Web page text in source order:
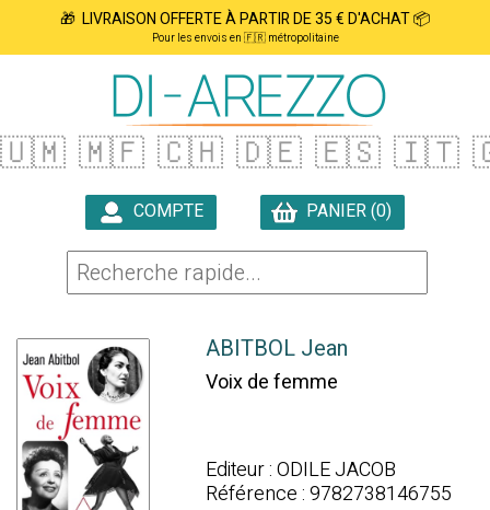
🎁 LIVRAISON OFFERTE À PARTIR DE 35 € D'ACHAT 📦
Pour les envois en 🇫🇷 métropolitaine
🇺🇲 🇲🇫 🇨🇭 🇩🇪 🇪🇸 🇮🇹
COMPTE
PANIER (0)
ABITBOL Jean
Voix de femme
Editeur : ODILE JACOB
Référence : 9782738146755